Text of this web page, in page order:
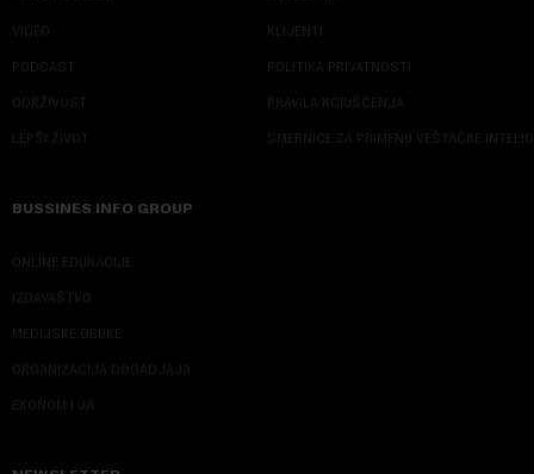
VIDEO
PODCAST
ODRŽIVOST
LEPŠI ŽIVOT
KLIJENTI
POLITIKA PRIVATNOSTI
PRAVILA KORIŠĆENJA
SMERNICE ZA PRIMENU VEŠTAČKE
BUSSINES INFO GROUP
ONLINE EDUKACIJE
IZDAVAŠTVO
MEDIJSKE OBUKE
ORGANIZACIJA DOGADJAJA
EKONOM I JA